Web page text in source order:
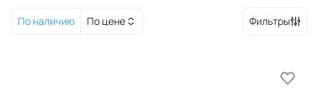
По наличию По цене Фильтры